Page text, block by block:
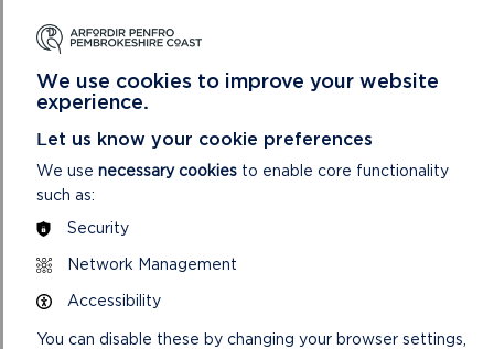
DEWCH O HYD I'R DAITH
HON
CYF GRID: SN051396
LAWRLWYTHWCH MAP TAITH DIWRNOD +
TRILYS
We use cookies to improve your website
experience.
Let us know your cookie preferences
We use necessary cookies to enable core functionality
such as:
Security
Network Management
Accessibility
You can disable these by changing your browser settings,